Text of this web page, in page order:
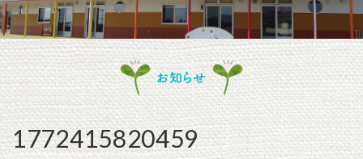
n
お知らせ
1772415820459